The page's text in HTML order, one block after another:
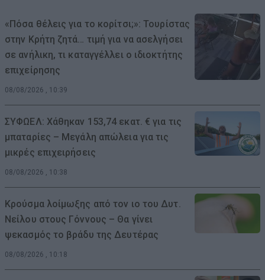
«Πόσα θέλεις για το κορίτσι;»: Τουρίστας
στην Κρήτη ζητά… τιμή για να ασελγήσει
σε ανήλικη, τι καταγγέλλει ο ιδιοκτήτης
επιχείρησης
08/08/2026 , 10:39
ΣΥΦΩΕΛ: Χάθηκαν 153,74 εκατ. € για τις
μπαταρίες – Μεγάλη απώλεια για τις
μικρές επιχειρήσεις
08/08/2026 , 10:38
Κρούσμα λοίμωξης από τον ιο του Δυτ.
Νείλου στους Γόννους – Θα γίνει
ψεκασμός το βράδυ της Δευτέρας
08/08/2026 , 10:18